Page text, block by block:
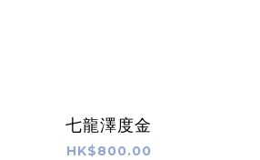
七龍澤度金
HK$800.00